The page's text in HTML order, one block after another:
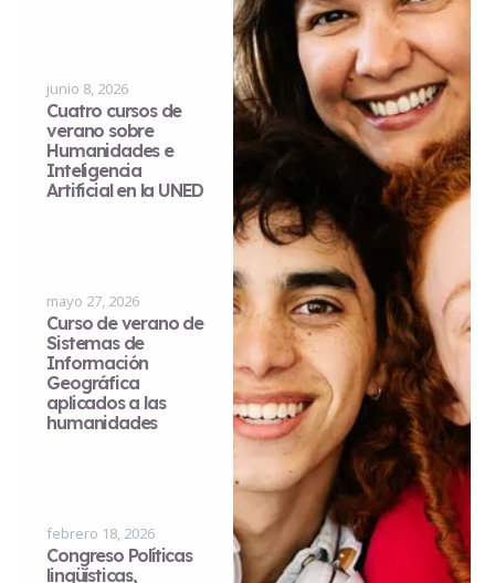
junio 8, 2026
Cuatro cursos de
verano sobre
Humanidades e
Inteligencia
Artificial en la UNED
mayo 27, 2026
Curso de verano de
Sistemas de
Información
Geográfica
aplicados a las
humanidades
febrero 18, 2026
Congreso Políticas
lingüísticas,